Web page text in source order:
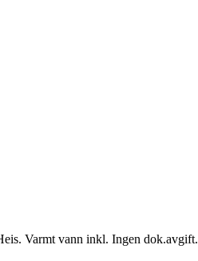
Varmt vann inkl. Ingen dok.avgift.